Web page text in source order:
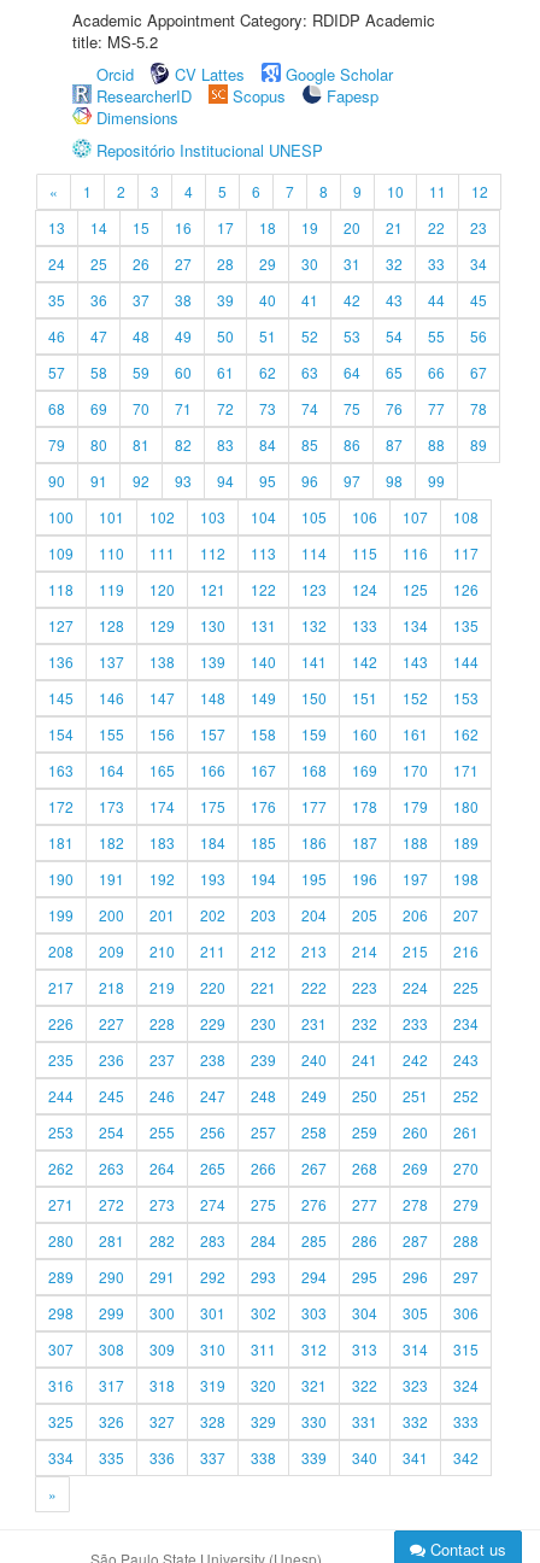
Academic Appointment Category: RDIDP Academic
title: MS-5.2
Orcid
CV Lattes
Google Scholar
ResearcherID
Scopus
Fapesp
Dimensions
Repositório Institucional UNESP
« 1 2 3 4 5 6 7 8 9 10 11
12
13
14 15 16 17 18 19 20 21 22
23
24
25 26 27 28 29 30 31 32 33
34
35
36 37 38 39 40 41 42 43 44
45
46
47 48 49 50 51 52 53 54 55
56
57
58 59 60 61 62 63 64 65 66
67
68
69 70 71 72 73 74 75 76 77
78
79
80 81 82 83 84 85 86 87 88
89
90
91 92 93 94 95 96 97 98
99
100
101 102 103 104 105 106 107
108
109
110 111 112 113 114 115 116
117
118
119 120 121 122 123 124 125
126
127
128 129 130 131 132 133 134
135
136
137 138 139 140 141 142 143
144
145
146 147 148 149 150 151 152
153
154
155 156 157 158 159 160 161
162
163
164 165 166 167 168 169 170
171
172
173 174 175 176 177 178 179
180
181
182 183 184 185 186 187 188
189
190
191 192 193 194 195 196 197
198
199
200 201 202 203 204 205 206
207
208
209 210 211 212 213 214 215
216
217
218 219 220 221 222 223 224
225
226
227 228 229 230 231 232 233
234
235
236 237 238 239 240 241 242
243
244
245 246 247 248 249 250 251
252
253
254 255 256 257 258 259 260
261
262
263 264 265 266 267 268 269
270
271
272 273 274 275 276 277 278
279
280
281 282 283 284 285 286 287
288
289
290 291 292 293 294 295 296
297
298
299 300 301 302 303 304 305
306
307
308 309 310 311 312 313 314
315
316
317 318 319 320 321 322 323
324
325
326 327 328 329 330 331 332
333
334
335 336 337 338 339 340 341
342
»
São Paulo State University (Unesp) Contact us